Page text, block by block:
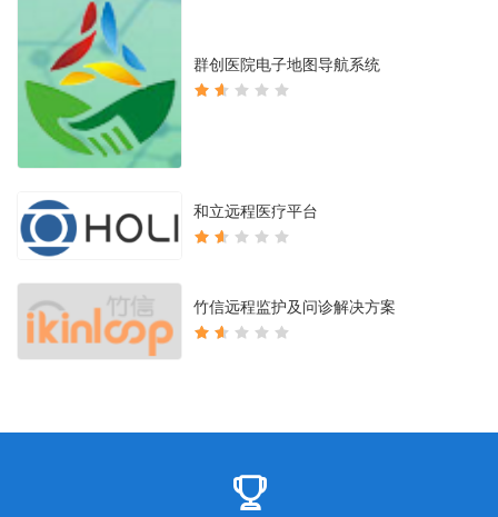
群创医院电子地图导航系统
和立远程医疗平台
竹信远程监护及问诊解决方案